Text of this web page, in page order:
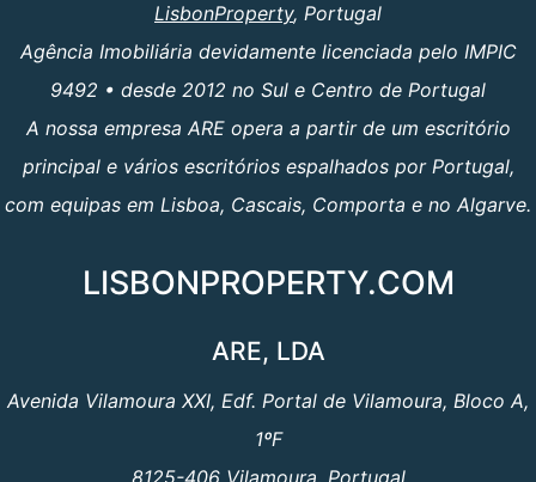
LisbonProperty, Portugal
Agência Imobiliária devidamente licenciada pelo IMPIC
9492 • desde 2012 no Sul e Centro de Portugal
A nossa empresa ARE opera a partir de um escritório
principal e vários escritórios espalhados por Portugal,
com equipas em Lisboa, Cascais, Comporta e no Algarve.
LISBONPROPERTY.COM
ARE, LDA
Avenida Vilamoura XXI, Edf. Portal de Vilamoura, Bloco A,
1ºF
8125-406 Vilamoura, Portugal